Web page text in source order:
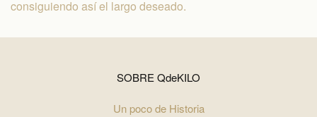
consiguiendo así el largo deseado.
SOBRE QdeKILO
Un poco de Historia